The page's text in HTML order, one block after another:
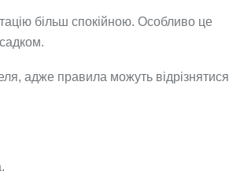
більш спокійною. Особливо це
адже правила можуть відрізнятися